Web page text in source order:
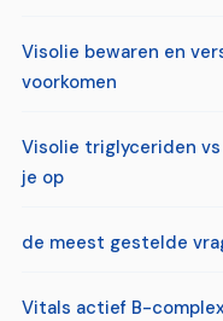
Visolie bewaren en
voorkomen
Visolie triglyceriden
je op
de meest gestelde
Vitals actief B-